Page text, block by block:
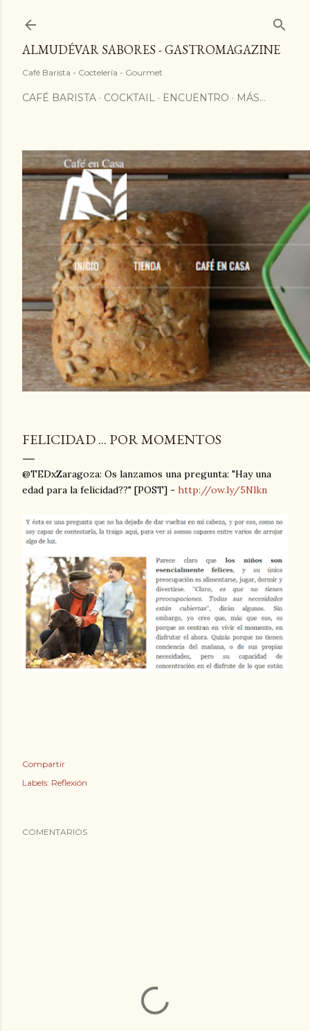
ALMUDÉVAR SABORES - GASTROMAGAZINE
Café Barista - Coctelería - Gourmet
CAFÉ BARISTA COCKTAIL ENCUENTRO MÁS…
FELICIDAD ... POR MOMENTOS
@TEDxZaragoza: Os lanzamos una pregunta: "Hay una
edad para la felicidad??" [POST] - http://ow.ly/5Nlkn
Compartir
Labels: Reflexión
COMENTARIOS